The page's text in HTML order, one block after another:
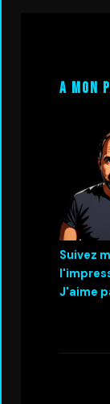
A mon
Suivez
J'aime